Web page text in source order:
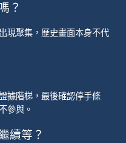
？
現聚集，歷史畫面本身不代
據階梯，最後確認停手條
參與。
續等？